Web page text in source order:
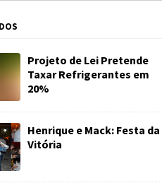
Projeto de Lei Pretende
Taxar Refrigerantes em
20%
Henrique e Mack: Festa da
Vitória